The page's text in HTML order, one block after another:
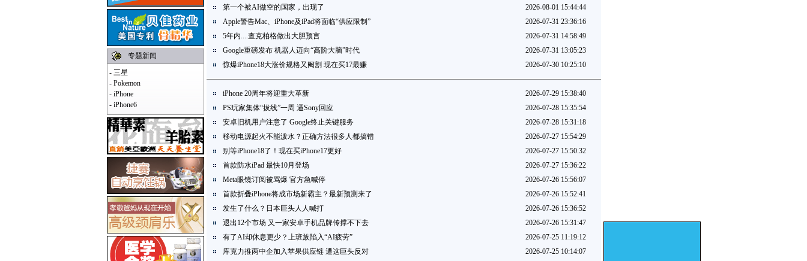
专题新闻
- 三星
- Pokemon
- iPhone
- iPhone6
第一个被AI做空的国家，出现了
2026-08-01 15:44:44
Apple警告Mac、iPhone及iPad将面临“供应限制”
2026-07-31 23:36:16
5年内....查克柏格做出大胆预言
2026-07-31 14:58:49
Google重磅发布 机器人迈向“高阶大脑”时代
2026-07-31 13:05:23
惊爆iPhone18大涨价规格又阉割 现在买17最赚
2026-07-30 10:25:10
iPhone 20周年将迎重大革新
2026-07-29 15:38:40
PS玩家集体“拔线”一周 逼Sony回应
2026-07-28 15:35:54
安卓旧机用户注意了 Google终止关键服务
2026-07-28 15:31:18
移动电源起火不能泼水？正确方法很多人都搞错
2026-07-27 15:54:29
别等iPhone18了！现在买iPhone17更好
2026-07-27 15:50:32
首款防水iPad 最快10月登场
2026-07-27 15:36:22
Meta眼镜订阅被骂爆 官方急喊停
2026-07-26 15:56:07
首款折叠iPhone将成市场新霸主？最新预测来了
2026-07-26 15:52:41
发生了什么？日本巨头人人喊打
2026-07-26 15:36:52
退出12个市场 又一家安卓手机品牌传撑不下去
2026-07-26 15:31:47
有了AI却休息更少？上班族陷入“AI疲劳”
2026-07-25 11:19:12
库克力推两中企加入苹果供应链 遭这巨头反对
2026-07-25 10:14:07